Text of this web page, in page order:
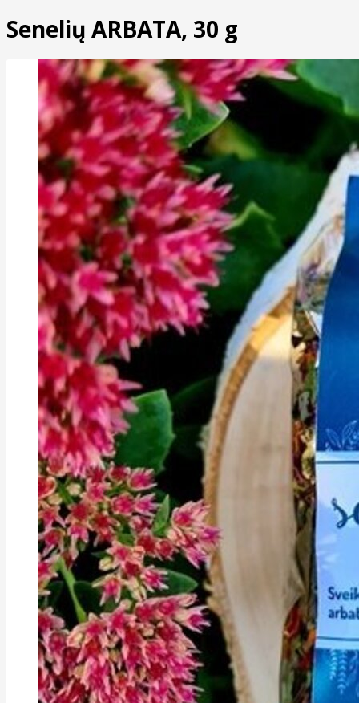
Senelių ARBATA, 30 g